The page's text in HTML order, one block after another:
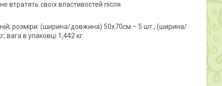
втратять своїх властивостей після
розміри: (ширина/довжина) 50х70см – 5 шт.; (ширина/
в упаковці 1,442 кг.